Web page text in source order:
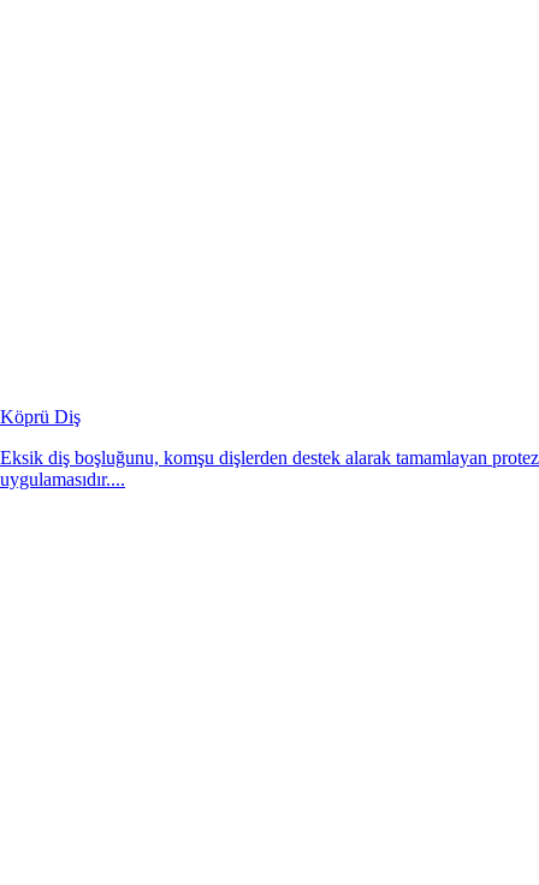
Köprü Diş
Eksik diş boşluğunu, komşu dişlerden destek alarak tamamlayan protez
uygulamasıdır....